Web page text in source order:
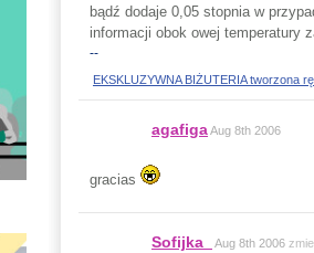
bądź dodaje 0,05 stopnia w
informacji obok owej temperatury
--
EKSKLUZYWNA BIŻUTERIA tworzona
agafigaAug 8th 2006
gracias
Sofijka_ Aug 8th 2006